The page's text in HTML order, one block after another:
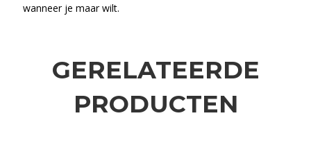
wanneer je maar wilt.
GERELATEERDE
PRODUCTEN